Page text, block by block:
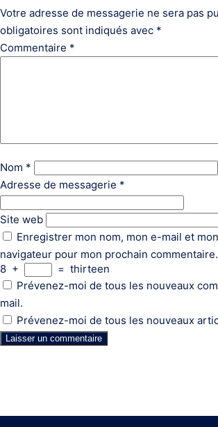
Votre adresse de messagerie ne sera pas
obligatoires sont indiqués avec *
Commentaire *
Nom *
Adresse de messagerie *
Site web
Enregistrer mon nom, mon e-mail et
navigateur pour mon prochain commentaire.
8 + = thirteen
Prévenez-moi de tous les nouveaux
mail.
Prévenez-moi de tous les nouveaux